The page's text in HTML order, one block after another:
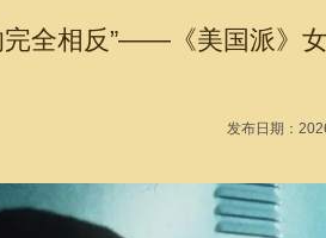
全相反”——《美国派》
发布日期：